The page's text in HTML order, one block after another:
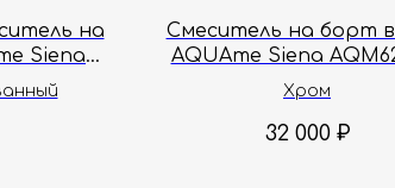
на
Siena
Смеситель на борт
AQUAme Siena
Хром
32 000 ₽